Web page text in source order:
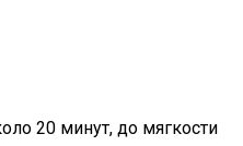
20 минут, до мягкости